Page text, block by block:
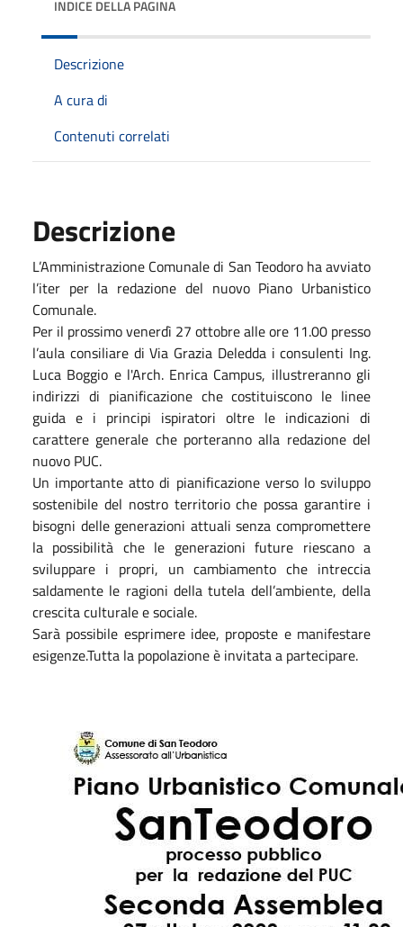
INDICE DELLA PAGINA
Descrizione
A cura di
Contenuti correlati
Descrizione
L’Amministrazione Comunale di San Teodoro ha avviato
l’iter per la redazione del nuovo Piano Urbanistico
Comunale.
Per il prossimo venerdì 27 ottobre alle ore 11.00 presso
l’aula consiliare di Via Grazia Deledda i consulenti Ing.
Luca Boggio e l'Arch. Enrica Campus, illustreranno gli
indirizzi di pianificazione che costituiscono le linee
guida e i principi ispiratori oltre le indicazioni di
carattere generale che porteranno alla redazione del
nuovo PUC.
Un importante atto di pianificazione verso lo sviluppo
sostenibile del nostro territorio che possa garantire i
bisogni delle generazioni attuali senza compromettere
la possibilità che le generazioni future riescano a
sviluppare i propri, un cambiamento che intreccia
saldamente le ragioni della tutela dell’ambiente, della
crescita culturale e sociale.
Sarà possibile esprimere idee, proposte e manifestare
esigenze.Tutta la popolazione è invitata a partecipare.